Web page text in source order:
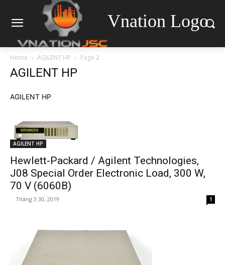
Vnation Logo
Home AGILENT HP Page 2
AGILENT HP
AGILENT HP
AGILENT HP
Hewlett-Packard / Agilent Technologies,
J08 Special Order Electronic Load, 300 W,
70 V (6060B)
- Tháng 3 30, 2019 1